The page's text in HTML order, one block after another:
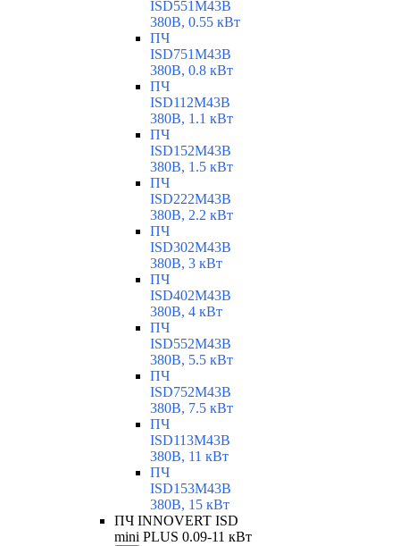
ISD551M43B
380В, 0.55 кВт
ПЧ
ISD751M43B
380В, 0.8 кВт
ПЧ
ISD112M43B
380В, 1.1 кВт
ПЧ
ISD152M43B
380В, 1.5 кВт
ПЧ
ISD222M43B
380В, 2.2 кВт
ПЧ
ISD302M43B
380В, 3 кВт
ПЧ
ISD402M43B
380В, 4 кВт
ПЧ
ISD552M43B
380В, 5.5 кВт
ПЧ
ISD752M43B
380В, 7.5 кВт
ПЧ
ISD113M43B
380В, 11 кВт
ПЧ
ISD153M43B
380В, 15 кВт
ПЧ INNOVERT ISD
mini PLUS 0.09-11 кВт